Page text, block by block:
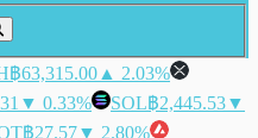
฿63,315.00 ▲ 2.03%
▼ 0.33% SOL฿2,445.53▼
฿27.57▼ 2.80%